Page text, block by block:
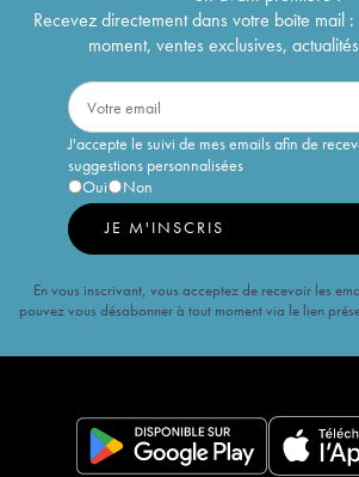
Recevez directement dans votre boîte mail
moment, ventes exclusives,
J'accepte le suivi de mes emails afin de
suggestions personnalisées
Oui
Non
JE M'INSCRIS
En vous inscrivant, vous acceptez de recevoir les
pouvez vous désabonner à tout moment via le lien